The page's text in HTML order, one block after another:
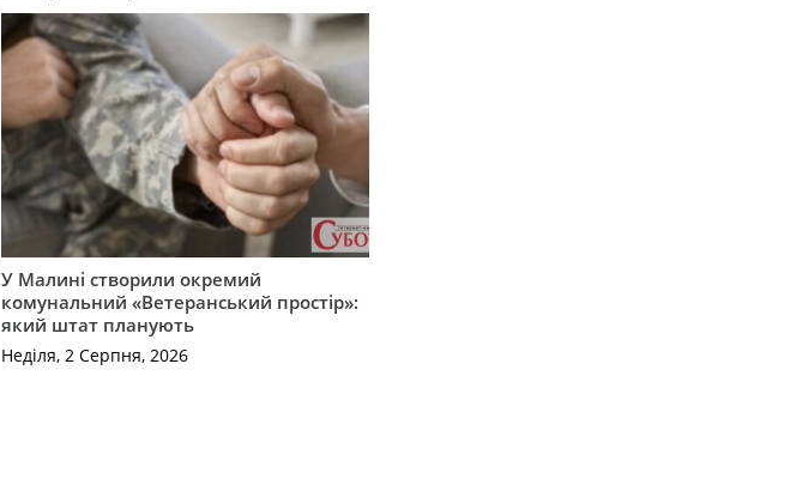
У Малині створили окремий
комунальний «Ветеранський простір»:
який штат планують
Неділя, 2 Серпня, 2026